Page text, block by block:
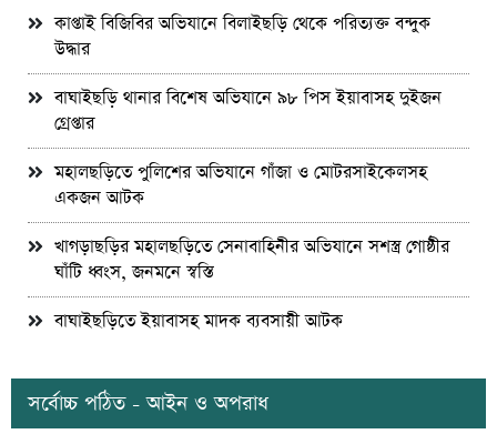
কাপ্তাই বিজিবির অভিযানে বিলাইছড়ি থেকে পরিত্যক্ত বন্দুক
উদ্ধার
বাঘাইছড়ি থানার বিশেষ অভিযানে ৯৮ পিস ইয়াবাসহ দুইজন
গ্রেপ্তার
মহালছড়িতে পুলিশের অভিযানে গাঁজা ও মোটরসাইকেলসহ
একজন আটক
খাগড়াছড়ির মহালছড়িতে সেনাবাহিনীর অভিযানে সশস্ত্র গোষ্ঠীর
ঘাঁটি ধ্বংস, জনমনে স্বস্তি
বাঘাইছড়িতে ইয়াবাসহ মাদক ব্যবসায়ী আটক
সর্বোচ্চ পঠিত - আইন ও অপরাধ